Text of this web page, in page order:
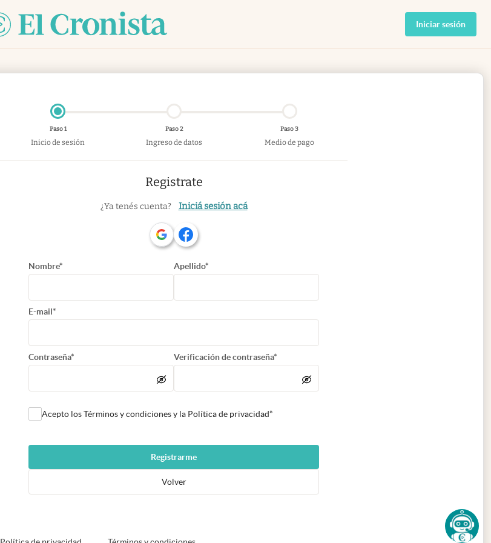
Iniciar sesión
Paso 1
Inicio de sesión
Paso 2
Ingreso de datos
Paso 3
Medio de pago
Registrate
¿Ya tenés cuenta? Iniciá sesión acá
Nombre* Apellido*
E-mail*
Contraseña* Verificación de contraseña*
Acepto los Términos y condiciones y la Política de privacidad*
Registrarme
Volver